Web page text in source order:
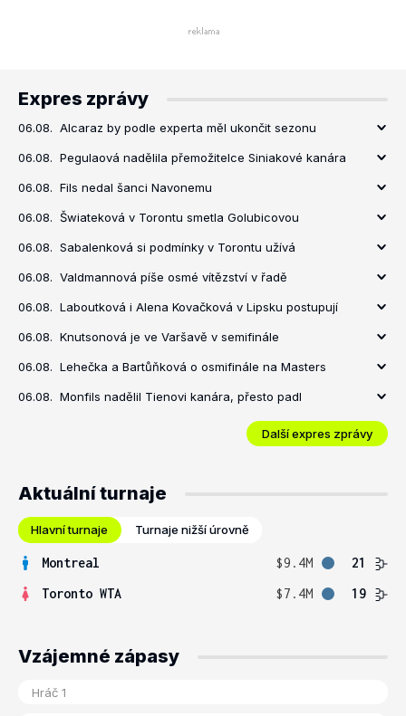
Expres zprávy
06.08. Alcaraz by podle experta měl ukončit sezonu
06.08. Pegulaová nadělila přemožitelce Siniakové kanára
06.08. Fils nedal šanci Navonemu
06.08. Šwiateková v Torontu smetla Golubicovou
06.08. Sabalenková si podmínky v Torontu užívá
06.08. Valdmannová píše osmé vítězství v řadě
06.08. Laboutková i Alena Kovačková v Lipsku postupují
06.08. Knutsonová je ve Varšavě v semifinále
06.08. Lehečka a Bartůňková o osmifinále na Masters
06.08. Monfils nadělil Tienovi kanára, přesto padl
Další expres zprávy
Aktuální turnaje
Hlavní turnaje Turnaje nižší úrovně
Montreal $9.4M
21
Toronto WTA
$7.4M 19
Vzájemné zápasy